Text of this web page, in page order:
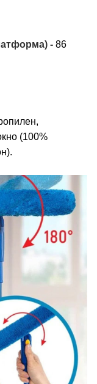
- 86
(100%